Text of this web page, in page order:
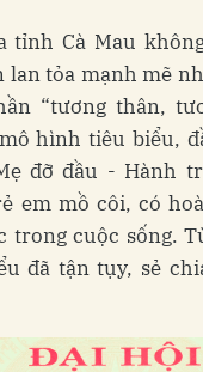
tỉnh Cà Mau
tỏa mạnh mẽ
“tương thân,
hình tiêu biểu,
đỡ đầu - Hành
em mồ côi, có
cuộc sống.
đã tận tụy, sẻ